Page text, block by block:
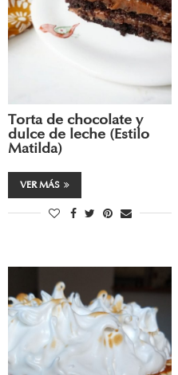
Torta de chocolate y
dulce de leche (Estilo
Matilda)
VER MÁS